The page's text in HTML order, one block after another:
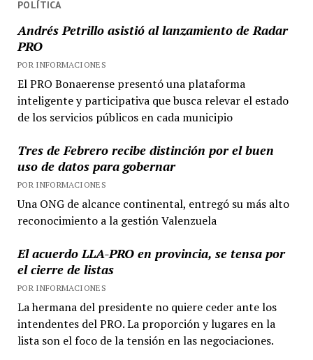
POLÍTICA
Andrés Petrillo asistió al lanzamiento de Radar
PRO
POR INFORMACIONES
El PRO Bonaerense presentó una plataforma
inteligente y participativa que busca relevar el estado
de los servicios públicos en cada municipio
Tres de Febrero recibe distinción por el buen
uso de datos para gobernar
POR INFORMACIONES
Una ONG de alcance continental, entregó su más alto
reconocimiento a la gestión Valenzuela
El acuerdo LLA-PRO en provincia, se tensa por
el cierre de listas
POR INFORMACIONES
La hermana del presidente no quiere ceder ante los
intendentes del PRO. La proporción y lugares en la
lista son el foco de la tensión en las negociaciones.